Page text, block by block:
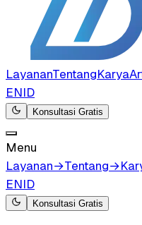
LayananTentangKarya
ENID
Konsultasi Gratis
Menu
Layanan→Tentang→
ENID
Konsultasi Gratis